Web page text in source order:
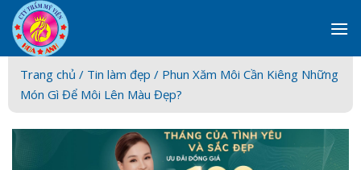
Skip
to
content
Trang chủ / Tin làm đẹp / Phun Xăm Môi Cần Kiêng Những
Món Gì Để Môi Lên Màu Đẹp?